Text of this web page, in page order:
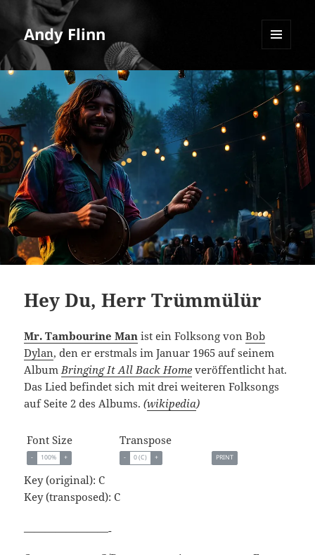
Andy Flinn
WIDGETS
Hey Du, Herr Trümmülür
Mr. Tambourine Man ist ein Folksong vonBob
Dylan, den er erstmals im Januar 1965 auf seinem
Album Bringing It All Back Home veröffentlicht hat.
Das Lied befindet sich mit drei weiteren Folksongs
auf Seite 2 des Albums.(wikipedia)
Font Size
- 100% +
Transpose
- 0 (C) + PRINT
Key (original): C
Key (transposed):C
————————-